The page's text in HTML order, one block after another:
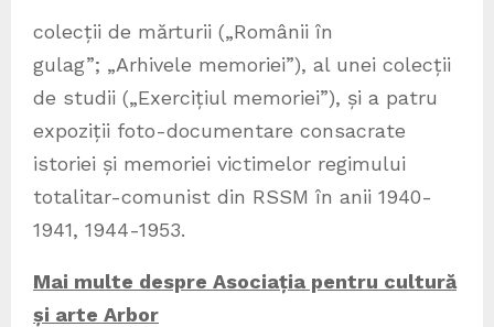
colecții de mărturii („Românii în
gulag”; „Arhivele memoriei”), al unei colecții
de studii („Exercițiul memoriei”), și a patru
expoziții foto-documentare consacrate
istoriei și memoriei victimelor regimului
totalitar-comunist din RSSM în anii 1940-
1941, 1944-1953.
Mai multe despre Asociația pentru cultură
și arte Arbor